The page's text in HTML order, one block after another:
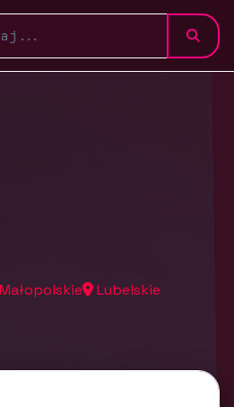
Małopolskie
Lubelskie